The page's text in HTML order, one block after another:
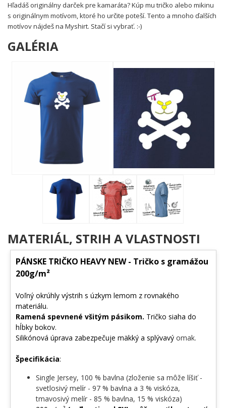
Hľadáš originálny darček pre kamaráta? Kúp mu tričko alebo mikinu
s originálnym motívom,ktoré ho určite poteší. Tento a mnoho ďalších
motívov nájdeš na Myshirt. Stačí si vybrať. :-)
GALÉRIA
MATERIÁL, STRIH A VLASTNOSTI
PÁNSKE TRIČKO HEAVY NEW - Tričko s gramážou
200g/m²
Voľný okrúhly výstrih s úzkym lemom z rovnakého
materiálu.
Ramená spevnené všitým pásikom. Tričko siaha do
hĺbky bokov.
Silikónová úprava zabezpečuje mäkký a splývavý omak.
Špecifikácia:
Single Jersey, 100 % bavlna (zloženie sa môže líšiť -
svetlosivý melír - 97 % bavlna a 3 % viskóza,
tmavosivý melír - 85 % bavlna, 15 % viskóza)